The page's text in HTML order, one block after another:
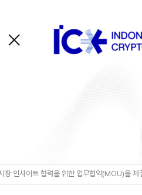
인사이트 협력을 위한 업무협약(MOU)을